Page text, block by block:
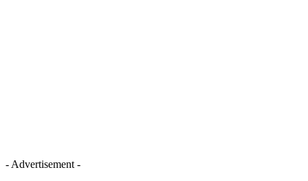
- Advertisement -